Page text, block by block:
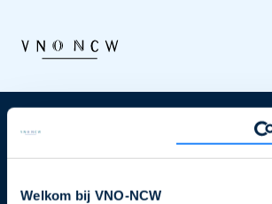
Welkom bij VNO-NCW
Nieuwsbrief
je nu in voor de VNO-NCW nieuwsbrief.